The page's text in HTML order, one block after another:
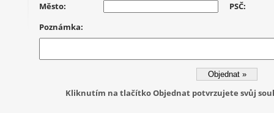
Město:
PSČ:
Poznámka:
Kliknutím na tlačítko Objednat potvrzujete svůj